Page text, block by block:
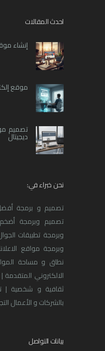
احدث المقالات
إنشاء
موقع
تصميم
ديجيتال
نحن خبراء في:
تصميم و برمجة أفضل
تصميم وبرمجة أضخم
وبرمجة تطبيقات
وبرمجة مواقع
نطاق و مساحة
الالكتروني
ثقافية و شخصية |
بالشركات و الأعمال
بيانات التواصل